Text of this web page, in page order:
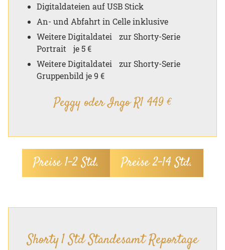
Digitaldateien auf USB Stick
An- und Abfahrt in Celle inklusive
Weitere Digitaldatei zur Shorty-Serie
Portrait je 5 €
Weitere Digitaldatei zur Shorty-Serie
Gruppenbild je 9 €
Peggy oder Ingo R1 449 €
Preise 1–2 Std. Preise 2–14 Std.
Shorty 1 Std Standesamt Reportage